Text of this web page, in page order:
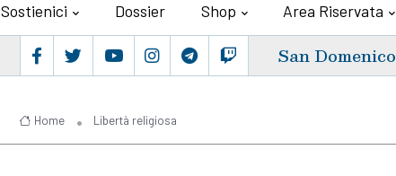
Sostienici Dossier Shop Area Riservata
San Domenico
Home Libertà religiosa